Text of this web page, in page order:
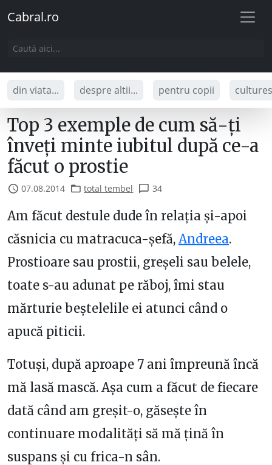
Cabral.ro
din viata... despre altii... pentru copii
Top 3 exemple de cum să-ți
înveți minte iubitul după ce-a
făcut o prostie
07.08.2014 total tembel 34
Am făcut destule dude în relația și-apoi
căsnicia cu matracuca-șefă, Andreea.
Prostioare sau prostii, greșeli sau belele,
toate s-au adunat pe răboj, îmi stau
mărturie beștelelile ei atunci când o
apucă piticii.
Totuși, după aproape 7 ani împreună încă
mă lasă mască. Așa cum a făcut de fiecare
dată când am greșit-o, găsește în
continuare modalități să mă țină în
suspans și cu frica-n sân.